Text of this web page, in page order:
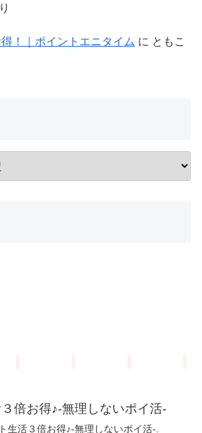
！｜ポイントエニタイム に ともこ
倍お得♪-無理しないポイ活-
生活３倍お得♪-無理しないポイ活-.